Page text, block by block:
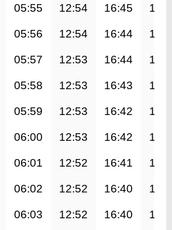
05:55 12:54 16:45
05:56 12:54 16:44
05:57 12:53 16:44
05:58 12:53 16:43
05:59 12:53 16:42
06:00 12:53 16:42
06:01 12:52 16:41
06:02 12:52 16:40
06:03 12:52 16:40